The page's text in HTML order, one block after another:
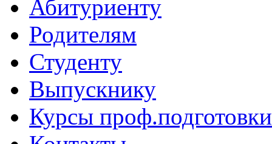
Абитуриенту
Родителям
Студенту
Выпускнику
Курсы проф.подготовки